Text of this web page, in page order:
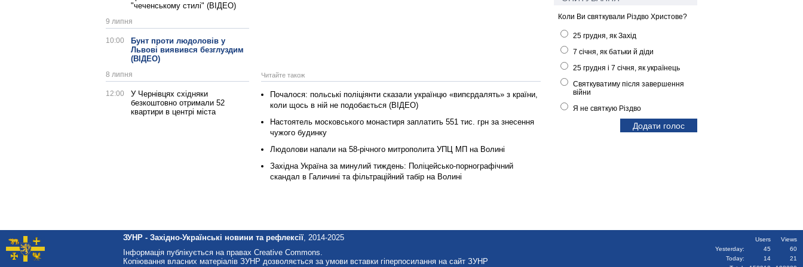
"чеченському стилі" (ВІДЕО)
9 липня
10:00
Бунт проти людоловів у
Львові виявився безглуздим
(ВІДЕО)
8 липня
12:00
У Чернівцях східняки
безкоштовно отримали 52
квартири в центрі міста
Читайте також
Почалося: польські поліціянти сказали українцю «випєрдалять» з країни,
коли щось в ній не подобається (ВІДЕО)
Настоятель московського монастиря заплатить 551 тис. грн за знесення
чужого будинку
Людолови напали на 58-річного митрополита УПЦ МП на Волині
Західна Україна за минулий тиждень: Поліцейсько-порнографічний
скандал в Галичині та фільтраційний табір на Волині
Коли Ви святкували Різдво Христове?
25 грудня, як Захід
7 січня, як батьки й діди
25 грудня і 7 січня, як українець
Святкуватиму після завершення
війни
Я не святкую Різдво
ЗУНР - Західно-Українські новини та рефлексії, 2014-2025
Інформація публікується на правах Creative Commons.
Копіювання власних матеріалів ЗУНР дозволяється за умови вставки гіперпосилання на сайт ЗУНР
Users
Views
Yesterday:
45
60
Today:
14
21